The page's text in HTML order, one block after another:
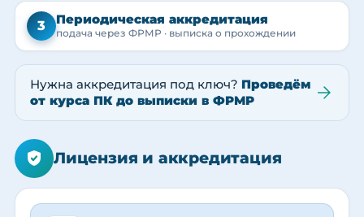
3 Периодическая аккредитация
подача через ФРМР · выписка о прохождении
Нужна аккредитация под ключ? Проведём
от курса ПК до выписки в ФРМР
Лицензия и аккредитация